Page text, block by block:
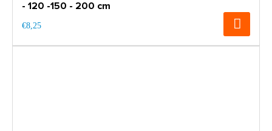
- 120 -150 - 200 cm
€8,25